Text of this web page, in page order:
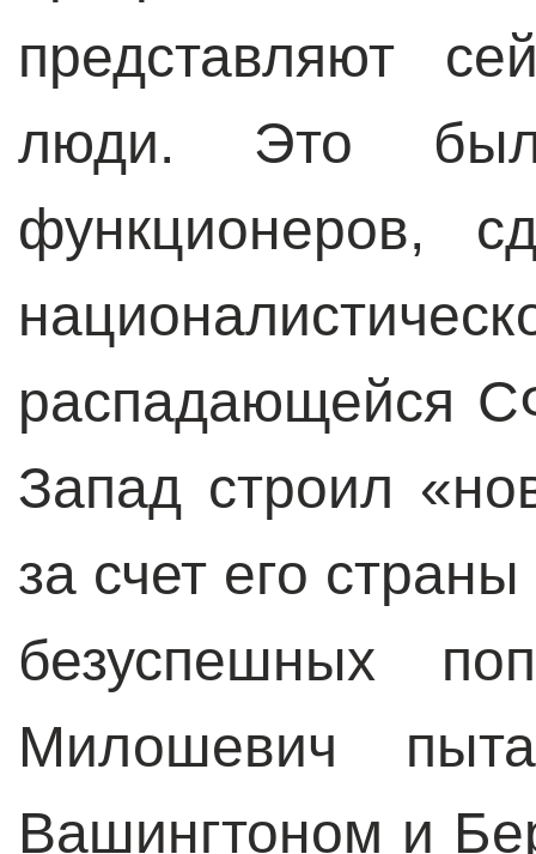
представляют
люди. Это
функционеров,
распадающейся
Запад строил
за счет его
безуспешных
Милошевич
Вашингтоном и